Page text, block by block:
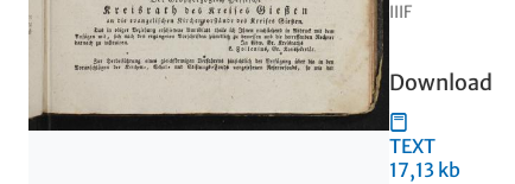
IIIF
Download
TEXT
17,13 kb